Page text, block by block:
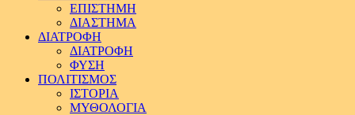
ΕΠΙΣΤΗΜΗ
ΔΙΑΣΤΗΜΑ
ΔΙΑΤΡΟΦΗ
ΔΙΑΤΡΟΦΗ
ΦΥΣΗ
ΠΟΛΙΤΙΣΜΟΣ
ΙΣΤΟΡΙΑ
ΜΥΘΟΛΟΓΙΑ